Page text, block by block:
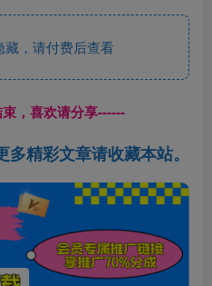
，请付费后查看
，喜欢请分享------
精彩文章请收藏本站。